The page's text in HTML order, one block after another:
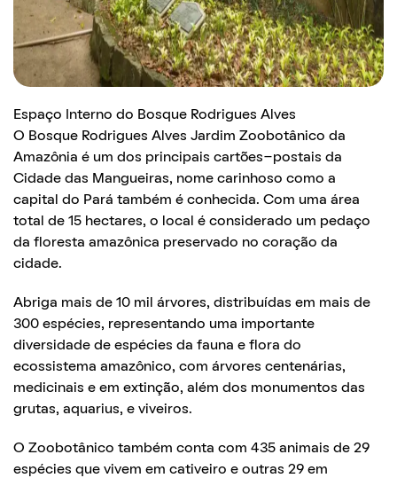
Espaço Interno do Bosque Rodrigues Alves
O Bosque Rodrigues Alves Jardim Zoobotânico da
Amazônia é um dos principais cartões-postais da
Cidade das Mangueiras, nome carinhoso como a
capital do Pará também é conhecida. Com uma área
total de 15 hectares, o local é considerado um pedaço
da floresta amazônica preservado no coração da
cidade.
Abriga mais de 10 mil árvores, distribuídas em mais de
300 espécies, representando uma importante
diversidade de espécies da fauna e flora do
ecossistema amazônico, com árvores centenárias,
medicinais e em extinção, além dos monumentos das
grutas, aquarius, e viveiros.
O Zoobotânico também conta com 435 animais de 29
espécies que vivem em cativeiro e outras 29 em